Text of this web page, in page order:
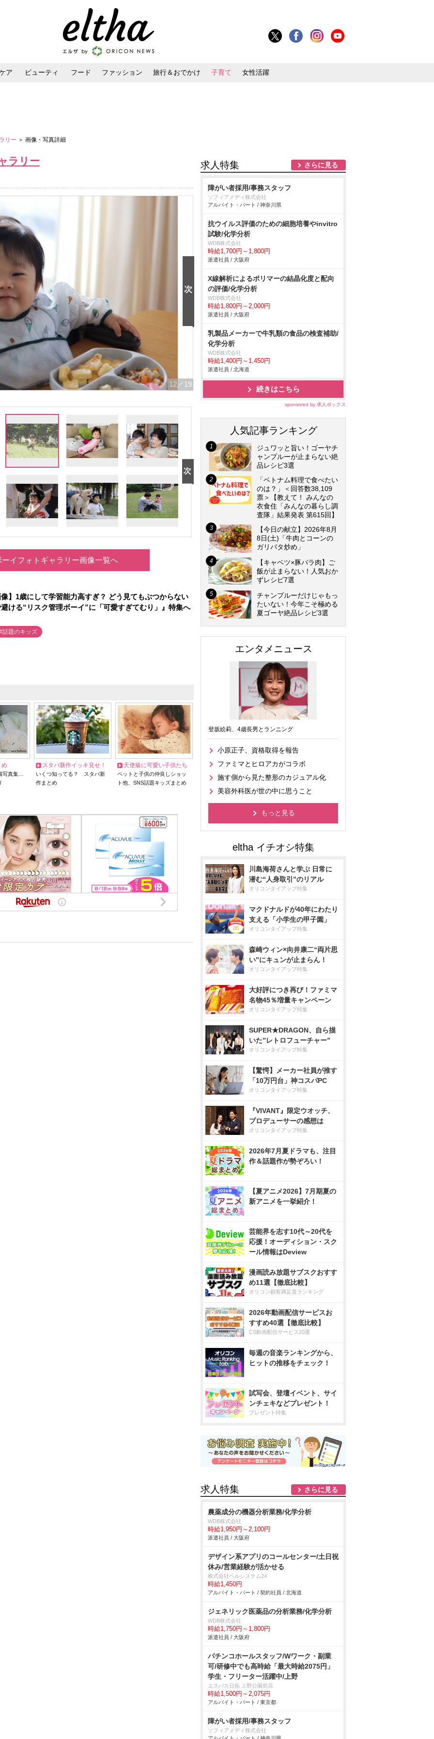
ア ビューティ フード ファッション 旅行＆おでかけ 子育て 女性活躍
リー ＞ 画像・写真詳細
ラリー
12 ／19
イフォトギャラリー画像一覧へ
】1歳にして学習能力高すぎ？ どう見てもぶつからない
ける“リスク管理ボーイ”に「可愛すぎてむり」』特集へ
話題のキッズ
め
写真集…
スタバ新作イッキ見せ！
いくつ知ってる？ スタバ新
作まとめ
天使級に可愛い子供たち
ペットと子供の仲良しショッ
ト他、SNS話題キッズまとめ
求人特集 さらに見る
障がい者採用/事務スタッフ
ソフィアメディ株式会社
アルバイト・パート / 神奈川県
抗ウイルス評価のための細胞培養やinvitro
試験/化学分析
WDB株式会社
時給1,700円～1,800円
派遣社員 / 大阪府
X線解析によるポリマーの結晶化度と配向
の評価/化学分析
WDB株式会社
時給1,800円～2,000円
派遣社員 / 大阪府
乳製品メーカーで牛乳類の食品の検査補助/
化学分析
WDB株式会社
時給1,400円～1,450円
派遣社員 / 北海道
続きはこちら
sponsored by 求人ボックス
人気記事ランキング
ジュワッと旨い！ゴーヤチ
ャンプルーが止まらない絶
品レシピ3選
「ベトナム料理で食べたい
のは？」＜回答数38,109
票＞【教えて！ みんなの
衣食住「みんなの暮らし調
査隊」結果発表 第615回】
【今日の献立】2026年8月
8日(土)「牛肉とコーンの
ガリバタ炒め」
【キャベツ×豚バラ肉】ご
飯が止まらない！人気おか
ずレシピ7選
チャンプルーだけじゃもっ
たいない！今年こそ極める
夏ゴーヤ絶品レシピ3選
エンタメニュース
登坂絵莉、4歳長男とランニング
小原正子、資格取得を報告
ファミマとヒロアカがコラボ
施す側から見た整形のカジュアル化
美容外科医が世の中に思うこと
もっと見る
川島海荷さんと学ぶ 日常に
潜む“人身取引”のリアル
オリコンタイアップ特集
マクドナルドが40年にわたり
支える「小学生の甲子園」
オリコンタイアップ特集
森崎ウィン×向井康二“両片思
い”にキュンが止まらん！
オリコンタイアップ特集
大好評につき再び！ファミマ
名物45％増量キャンペーン
オリコンタイアップ特集
SUPER★DRAGON、自ら描
いた”レトロフューチャー”
オリコンタイアップ特集
【驚愕】メーカー社員が推す
「10万円台」神コスパPC
オリコンタイアップ特集
『VIVANT』限定ウオッチ、
プロデューサーの感想は
オリコンタイアップ特集
2026年7月夏ドラマも、注目
作＆話題作が勢ぞろい！
【夏アニメ2026】7月期夏の
新アニメを一挙紹介！
芸能界を志す10代～20代を
応援！オーディション・スク
ール情報はDeview
漫画読み放題サブスクおすす
め11選【徹底比較】
オリコン顧客満足度ランキング
2026年動画配信サービスお
すすめ40選【徹底比較】
CS動画配信サービス20選
毎週の音楽ランキングから、
ヒットの推移をチェック！
試写会、登壇イベント、サイ
ンチェキなどプレゼント！
プレゼント特集
求人特集 さらに見る
農薬成分の機器分析業務/化学分析
WDB株式会社
時給1,950円～2,100円
派遣社員 / 大阪府
デザイン系アプリのコールセンター/土日祝
休み/営業経験が活かせる
株式会社ベルシステム24
時給1,450円
アルバイト・パート / 契約社員 / 北海道
ジェネリック医薬品の分析業務/化学分析
WDB株式会社
時給1,750円～1,800円
派遣社員 / 大阪府
パチンコホールスタッフ/Wワーク・副業
可/研修中でも高時給「最大時給2075円」
学生・フリーター活躍中/上野
エスパス日拓 上野公園前店
時給1,500円～2,075円
アルバイト・パート / 東京都
障がい者採用/事務スタッフ
ソフィアメディ株式会社